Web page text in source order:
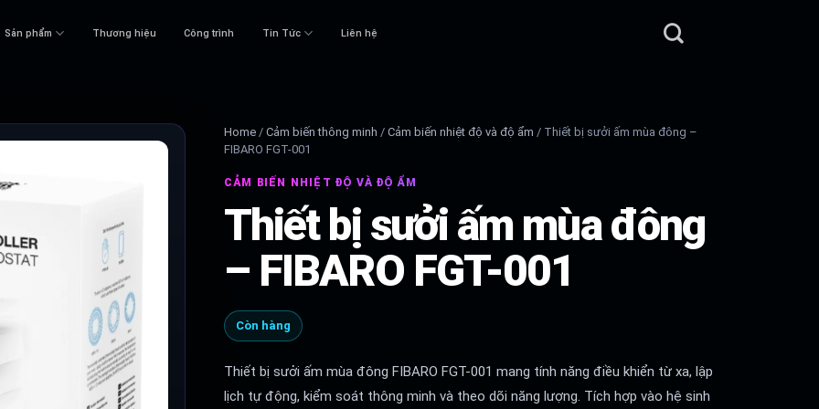
Sản phẩm Thương hiệu Công trình Tin Tức Liên hệ
Home / Cảm biến thông minh / Cảm biến nhiệt độ và độ ẩm / Thiết bị sưởi ấm mùa đông –
FIBARO FGT-001
CẢM BIẾN NHIỆT ĐỘ VÀ ĐỘ ẨM
Thiết bị sưởi ấm mùa đông
– FIBARO FGT-001
Còn hàng
Thiết bị sưởi ấm mùa đông FIBARO FGT-001 mang tính năng điều khiển từ xa, lập
lịch tự động, kiểm soát thông minh và theo dõi năng lượng. Tích hợp vào hệ sinh